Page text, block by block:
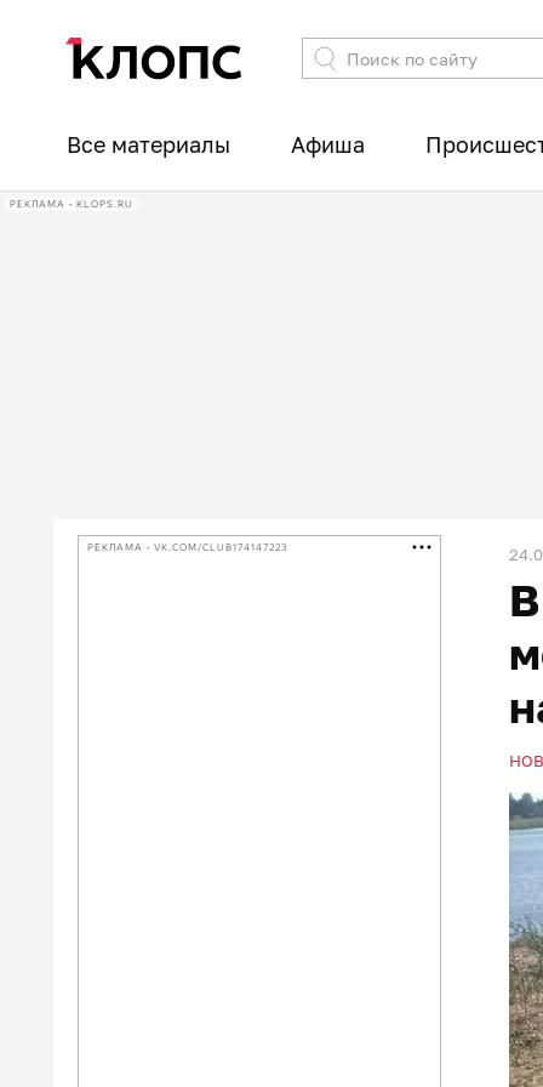
Все материалы Афиша
РЕКЛАМА • KLOPS.RU
РЕКЛАМА • VK.COM/CLUB174147223